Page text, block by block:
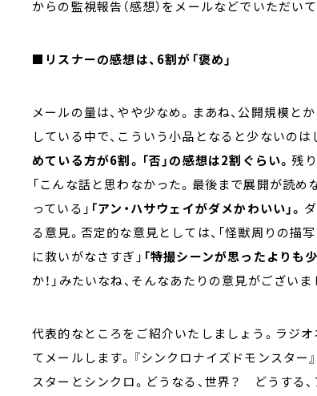
からの監視報告（感想）をメールなどでいただい
■リスナーの感想は、6割が「褒め」
メールの量は、やや少なめ。まあね、公開規模
している中で、こういう小品となると少ないのは
めている方が6割。「否」の感想は2割ぐらい。残
「こんな話と思わなかった。最後まで展開が読
っている」 「アン・ハサウェイがダメかわいい」。
る意見。否定的な意見としては、「怪獣周りの描
に救いがなさすぎ」 「特撮シーンが思ったよりも
か！」みたいなね、そんなあたりの意見がございま
代表的なところをご紹介いたしましょう。ラジオ
てメールします。『シンクロナイズドモンスター
スターとシンクロ。どうなる、世界？ どうする